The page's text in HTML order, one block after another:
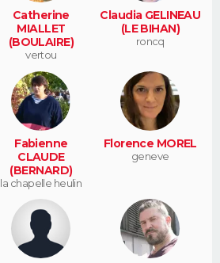
Catherine
MIALLET
(BOULAIRE)
vertou
Claudia GELINEAU
(LE BIHAN)
roncq
Fabienne
CLAUDE
(BERNARD)
la chapelle heulin
Florence MOREL
geneve